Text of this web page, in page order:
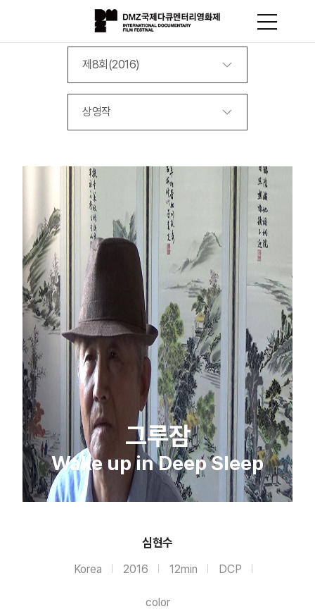
제8회(2016)
상영작
그루잠
Wake up in Deep Sleep
심현수
Korea 2016 12min DCP
color